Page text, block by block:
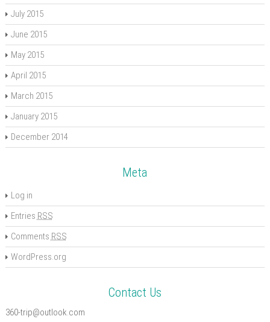
July 2015
June 2015
May 2015
April 2015
March 2015
January 2015
December 2014
Meta
Log in
Entries RSS
Comments RSS
WordPress.org
Contact Us
360-trip@outlook.com